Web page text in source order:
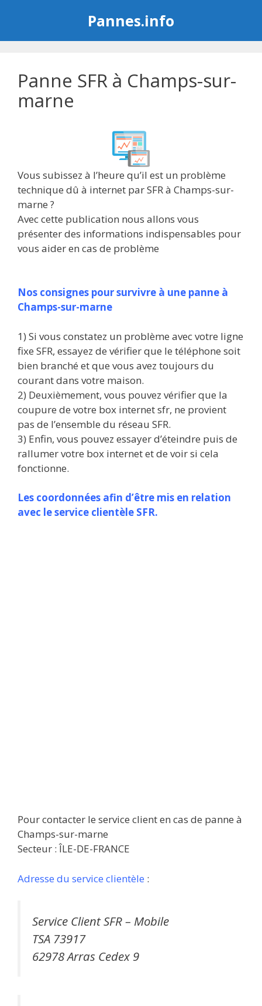
Pannes.info
Panne SFR à Champs-sur-
marne
Vous subissez à l’heure qu’il est un problème
technique dû à internet par SFR à Champs-sur-
marne ?
Avec cette publication nous allons vous
présenter des informations indispensables pour
vous aider en cas de problème
Nos consignes pour survivre à une panne à
Champs-sur-marne
1) Si vous constatez un problème avec votre ligne
fixe SFR, essayez de vérifier que le téléphone soit
bien branché et que vous avez toujours du
courant dans votre maison.
2) Deuxièmement, vous pouvez vérifier que la
coupure de votre box internet sfr, ne provient
pas de l’ensemble du réseau SFR.
3) Enfin, vous pouvez essayer d’éteindre puis de
rallumer votre box internet et de voir si cela
fonctionne.
Les coordonnées afin d’être mis en relation
avec le service clientèle SFR.
Pour contacter le service client en cas de panne à
Champs-sur-marne
Secteur : ÎLE-DE-FRANCE
Adresse du service clientèle :
Service Client SFR – Mobile
TSA 73917
62978 Arras Cedex 9